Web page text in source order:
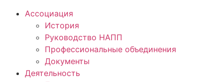
Ассоциация
История
Руководство НАПП
Профессиональные объединения
Документы
Деятельность